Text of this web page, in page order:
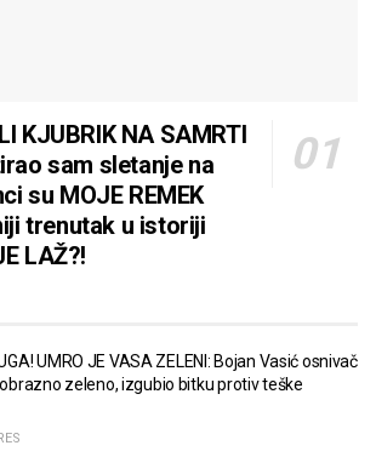
KJUBRIK NA SAMRTI
sam sletanje na
su MOJE REMEK
trenutak u istoriji
LAŽ?!
UMRO JE VASA ZELENI: Bojan Vasić osnivač
zeleno, izgubio bitku protiv teške